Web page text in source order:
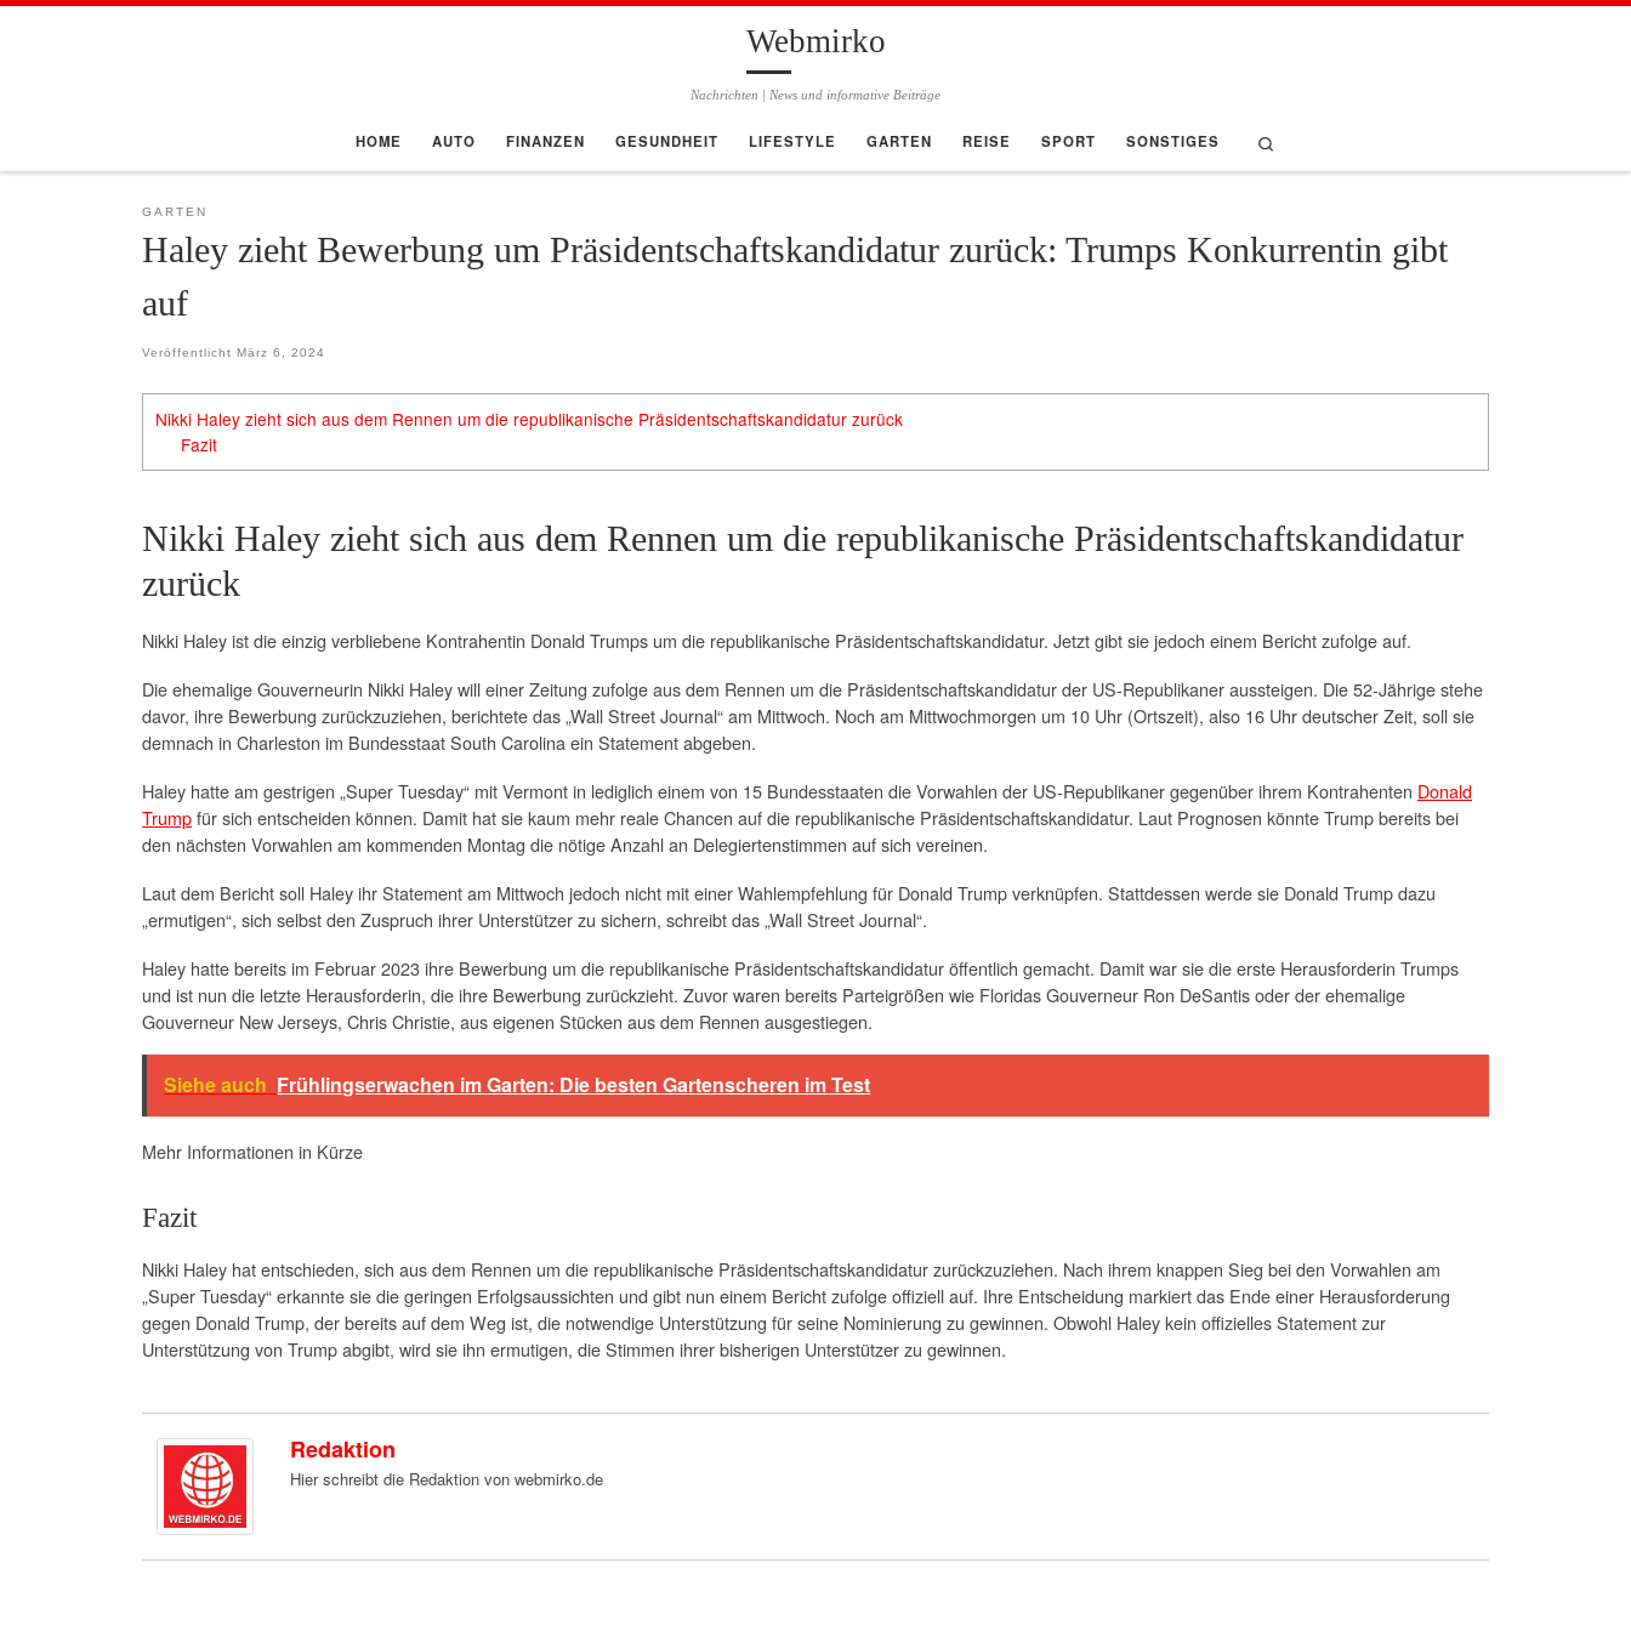
Webmirko
Nachrichten | News und informative Beiträge
HOME AUTO FINANZEN GESUNDHEIT LIFESTYLE GARTEN REISE SPORT SONSTIGES
GARTEN
Haley zieht Bewerbung um Präsidentschaftskandidatur zurück: Trumps Konkurrentin gibt
auf
Veröffentlicht März 6, 2024
Nikki Haley zieht sich aus dem Rennen um die republikanische Präsidentschaftskandidatur zurück
Fazit
Nikki Haley zieht sich aus dem Rennen um die republikanische Präsidentschaftskandidatur
zurück
Nikki Haley ist die einzig verbliebene Kontrahentin Donald Trumps um die republikanische Präsidentschaftskandidatur. Jetzt gibt sie jedoch einem Bericht zufolge auf.
Die ehemalige Gouverneurin Nikki Haley will einer Zeitung zufolge aus dem Rennen um die Präsidentschaftskandidatur der US-Republikaner aussteigen. Die 52-Jährige stehe
davor, ihre Bewerbung zurückzuziehen, berichtete das „Wall Street Journal“ am Mittwoch. Noch am Mittwochmorgen um 10 Uhr (Ortszeit), also 16 Uhr deutscher Zeit, soll sie
demnach in Charleston im Bundesstaat South Carolina ein Statement abgeben.
Haley hatte am gestrigen „Super Tuesday“ mit Vermont in lediglich einem von 15 Bundesstaaten die Vorwahlen der US-Republikaner gegenüber ihrem Kontrahenten Donald
Trumpfür sich entscheiden können. Damit hat sie kaum mehr reale Chancen auf die republikanische Präsidentschaftskandidatur. Laut Prognosen könnte Trump bereits bei
den nächsten Vorwahlen am kommenden Montag die nötige Anzahl an Delegiertenstimmen auf sich vereinen.
Laut dem Bericht soll Haley ihr Statement am Mittwoch jedoch nicht mit einer Wahlempfehlung für Donald Trump verknüpfen. Stattdessen werde sie Donald Trump dazu
„ermutigen“, sich selbst den Zuspruch ihrer Unterstützer zu sichern, schreibt das „Wall Street Journal“.
Haley hatte bereits im Februar 2023 ihre Bewerbung um die republikanische Präsidentschaftskandidatur öffentlich gemacht. Damit war sie die erste Herausforderin Trumps
und ist nun die letzte Herausforderin, die ihre Bewerbung zurückzieht. Zuvor waren bereits Parteigrößen wie Floridas Gouverneur Ron DeSantis oder der ehemalige
Gouverneur New Jerseys, Chris Christie, aus eigenen Stücken aus dem Rennen ausgestiegen.
Siehe auch Frühlingserwachen im Garten: Die besten Gartenscheren im Test
Mehr Informationen in Kürze
Fazit
Nikki Haley hat entschieden, sich aus dem Rennen um die republikanische Präsidentschaftskandidatur zurückzuziehen. Nach ihrem knappen Sieg bei den Vorwahlen am
„Super Tuesday“ erkannte sie die geringen Erfolgsaussichten und gibt nun einem Bericht zufolge offiziell auf. Ihre Entscheidung markiert das Ende einer Herausforderung
gegen Donald Trump, der bereits auf dem Weg ist, die notwendige Unterstützung für seine Nominierung zu gewinnen. Obwohl Haley kein offizielles Statement zur
Unterstützung von Trump abgibt, wird sie ihn ermutigen, die Stimmen ihrer bisherigen Unterstützer zu gewinnen.
Redaktion
Hier schreibt die Redaktion von webmirko.de